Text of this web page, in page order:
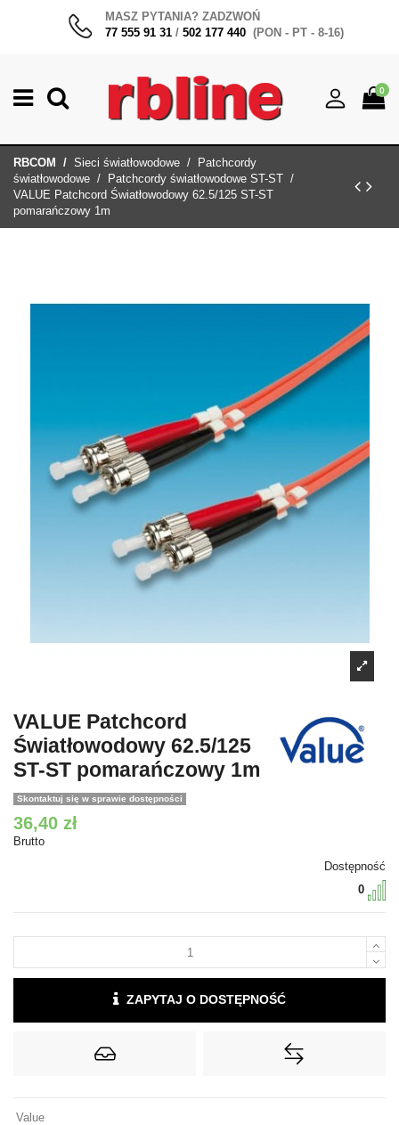
MASZ PYTANIA? ZADZWOŃ
77 555 91 31 / 502 177 440 (PON - PT - 8-16)
0
RBCOM Sieci światłowodowe
Patchcordy
światłowodowe
Patchcordy światłowodowe ST-ST
VALUE Patchcord Światłowodowy 62.5/125 ST-ST
pomarańczowy 1m
VALUE Patchcord
Światłowodowy 62.5/125
ST-ST pomarańczowy 1m
Skontaktuj się w sprawie dostępności
36,40 zł
Brutto
Dostępność
0
ZAPYTAJ O DOSTĘPNOŚĆ
Value